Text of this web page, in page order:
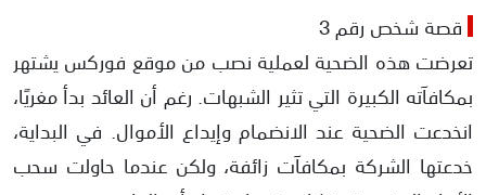
قصة شخص رقم 3
تعرضت هذه الضحية لعملية نصب من موقع فوركس يشتهر
بمكافآته الكبيرة التي تثير الشبهات. رغم أن العائد بدأ مغريًا،
انخدعت الضحية عند الانضمام وإيداع الأموال. في البداية،
خدعتها الشركة بمكافآت زائفة، ولكن عندما حاولت سحب